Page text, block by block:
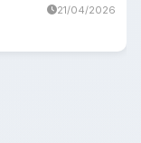
21/04/2026